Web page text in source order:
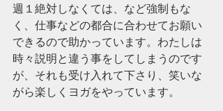
週１絶対しなくては、など強制もな
く、仕事などの都合に合わせてお願い
できるので助かっています。わたしは
時々説明と違う事をしてしまうのです
が、それも受け入れて下さり、笑いな
がら楽しくヨガをやっています。